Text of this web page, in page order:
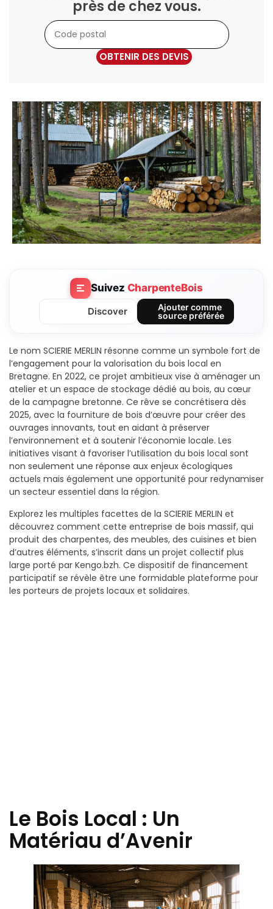
près de chez vous.
OBTENIR DES DEVIS
Suivez CharpenteBois
Discover
Ajouter comme
source préférée
Le nom SCIERIE MERLIN résonne comme un symbole fort de
l’engagement pour la valorisation du bois local en
Bretagne. En 2022, ce projet ambitieux vise à aménager un
atelier et un espace de stockage dédié au bois, au cœur
de la campagne bretonne. Ce rêve se concrétisera dès
2025, avec la fourniture de bois d’œuvre pour créer des
ouvrages innovants, tout en aidant à préserver
l’environnement et à soutenir l’économie locale. Les
initiatives visant à favoriser l’utilisation du bois local sont
non seulement une réponse aux enjeux écologiques
actuels mais également une opportunité pour redynamiser
un secteur essentiel dans la région.
Explorez les multiples facettes de la SCIERIE MERLIN et
découvrez comment cette entreprise de bois massif, qui
produit des charpentes, des meubles, des cuisines et bien
d’autres éléments, s’inscrit dans un projet collectif plus
large porté par Kengo.bzh. Ce dispositif de financement
participatif se révèle être une formidable plateforme pour
les porteurs de projets locaux et solidaires.
Le Bois Local : Un
Matériau d’Avenir